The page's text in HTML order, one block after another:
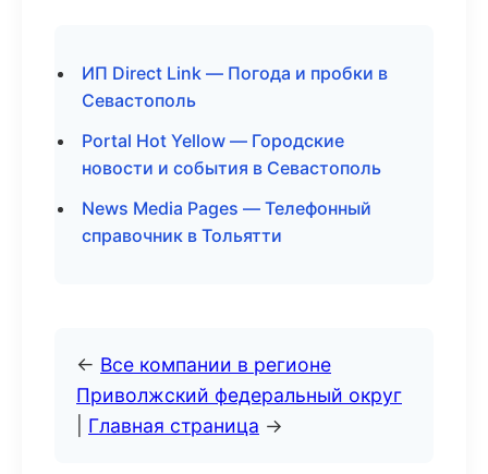
ИП Direct Link — Погода и пробки в
Севастополь
Portal Hot Yellow — Городские
новости и события в Севастополь
News Media Pages — Телефонный
справочник в Тольятти
← Все компании в регионе
Приволжский федеральный округ
Главная страница →